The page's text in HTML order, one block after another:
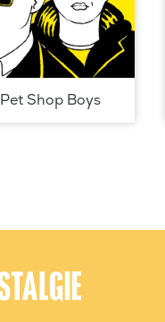
Pet Shop Boys